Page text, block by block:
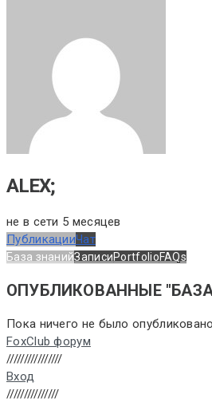
ALEX;
не в сети 5 месяцев
ПубликацииЧат
База знанийЗаписиPortfolioFAQs
ОПУБЛИКОВАННЫЕ
Пока ничего не было опубликовано
FoxClub форум
////////////////
Вход
///////////////